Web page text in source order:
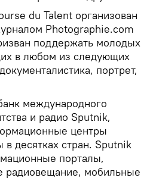
du Talent организован
Photographie.com
поддержать молодых
в любом из следующих
портрет,
международного
и радио Sputnik,
центры
в десятках стран. Sputnik
порталы,
радиовещание, мобильные